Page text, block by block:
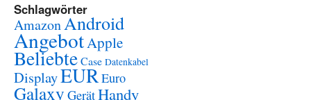
Schlagwörter
AmazonAndroid
AngebotApple
BeliebteCase Datenkabel
DisplayEUREuro
Galaxy GerätHandy